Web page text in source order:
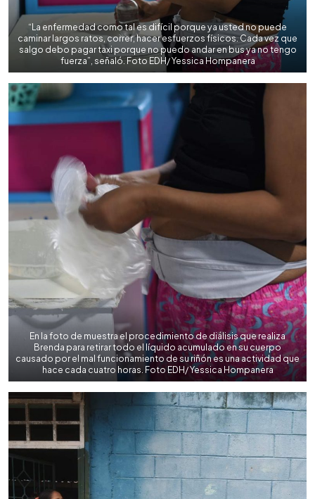
“La enfermedad como tal es difícil porque ya usted no puede
caminar largos ratos, correr, hacer esfuerzos físicos. Cada vez que
salgo debo pagar taxi porque no puedo andar en bus ya no tengo
fuerza”, señaló. Foto EDH/ Yessica Hompanera
En la foto de muestra el procedimiento de diálisis que realiza
Brenda para retirar todo el líquido acumulado en su cuerpo
causado por el mal funcionamiento de su riñón es una actividad que
hace cada cuatro horas. Foto EDH/ Yessica Hompanera